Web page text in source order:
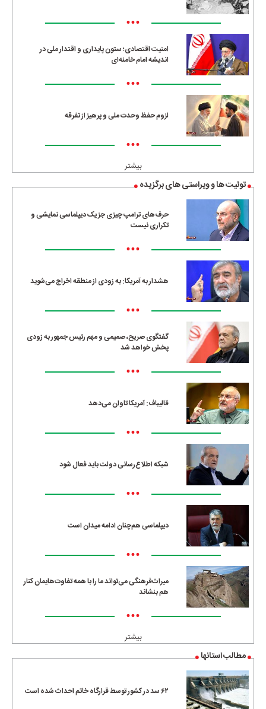
•••
امنیت اقتصادی؛ ستون پایداری و اقتدار ملی در
اندیشه امام خامنه‌ای
•••
لزوم حفظ وحدت ملی و پرهیز از تفرقه
•••
بیشتر
توئیت ها و ویراستی های برگزیده
حرف‌های ترامپ چیزی جز یک دیپلماسی نمایشی و
تکراری نیست
•••
هشدار به آمریکا: به زودی از منطقه اخراج می‌شوید
•••
گفتگوی صریح، صمیمی و مهم رئیس جمهور به زودی
پخش خواهد شد
•••
قالیباف: آمریکا تاوان می‌دهد
•••
شبکه اطلاع‌رسانی دولت باید فعال شود
•••
دیپلماسی هم‌چنان ادامه میدان است
•••
میراث‌فرهنگی می‌تواند ما را با همه تفاوت‌هایمان کنار
هم بنشاند
•••
بیشتر
مطالب استانها
۶۲ سد در کشور توسط قرارگاه خاتم احداث شده است